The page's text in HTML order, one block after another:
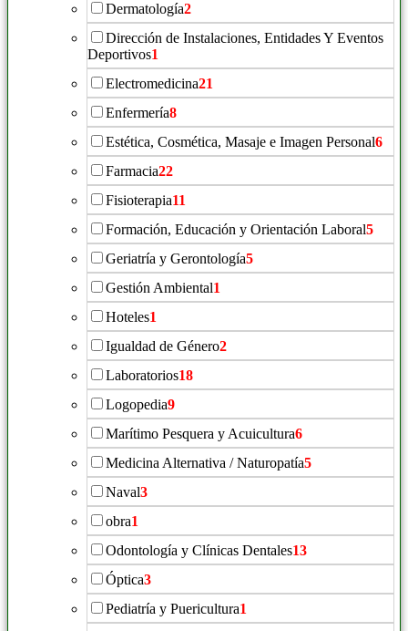
Dermatología2
Dirección de Instalaciones, Entidades Y Eventos
Deportivos1
Electromedicina21
Enfermería8
Estética, Cosmética, Masaje e Imagen Personal6
Farmacia22
Fisioterapia11
Formación, Educación y Orientación Laboral5
Geriatría y Gerontología5
Gestión Ambiental1
Hoteles1
Igualdad de Género2
Laboratorios18
Logopedia9
Marítimo Pesquera y Acuicultura6
Medicina Alternativa / Naturopatía5
Naval3
obra1
Odontología y Clínicas Dentales13
Óptica3
Pediatría y Puericultura1